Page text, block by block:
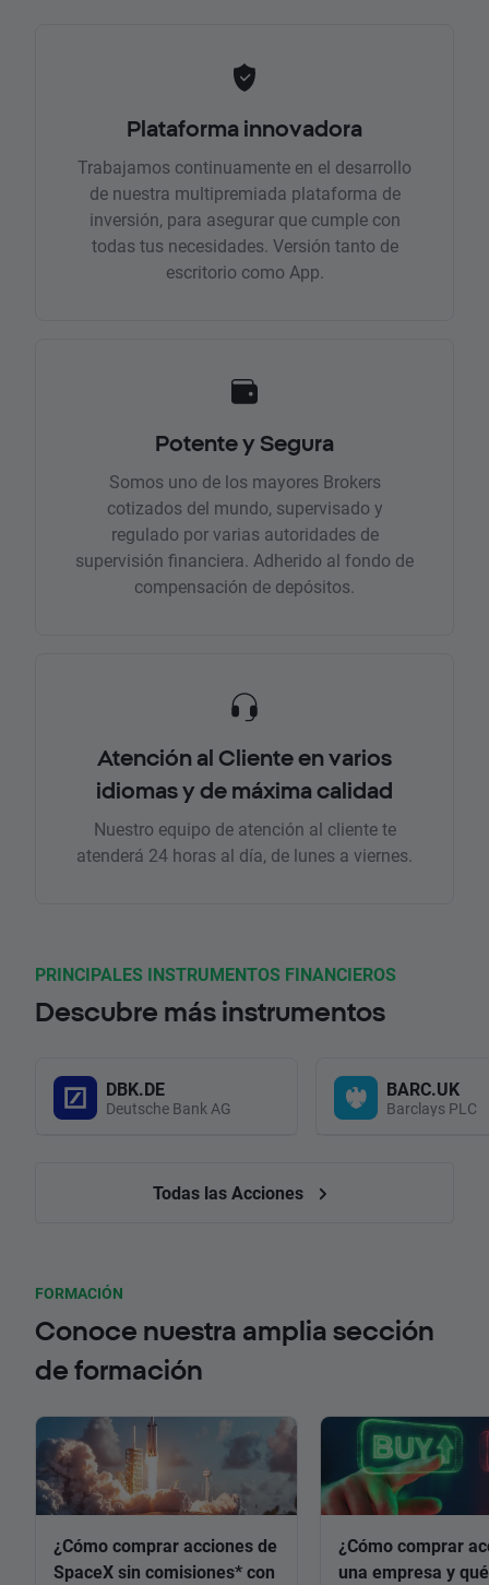
Plataforma innovadora
Trabajamos continuamente en el desarrollo
de nuestra multipremiada plataforma de
inversión, para asegurar que cumple con
todas tus necesidades. Versión tanto de
escritorio como App.
Potente y Segura
Somos uno de los mayores Brokers
cotizados del mundo, supervisado y
regulado por varias autoridades de
supervisión financiera. Adherido al fondo de
compensación de depósitos.
Atención al Cliente en varios
idiomas y de máxima calidad
Nuestro equipo de atención al cliente te
atenderá 24 horas al día, de lunes a viernes.
PRINCIPALES INSTRUMENTOS FINANCIEROS
Descubre más instrumentos
DBK.DE
Deutsche Bank AG
BARC.UK
Barclays PLC
Todas las Acciones
FORMACIÓN
Conoce nuestra amplia sección
de formación
¿Cómo comprar acciones de
SpaceX sin comisiones* con
¿Cómo comprar
una empresa y